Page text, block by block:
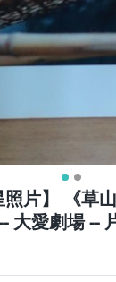
照片】 《草
大愛劇場 --